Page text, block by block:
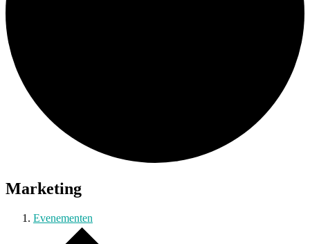
Marketing
Evenementen